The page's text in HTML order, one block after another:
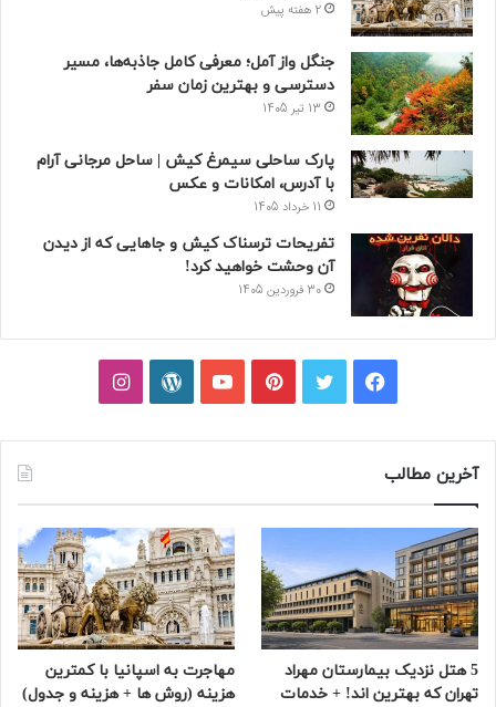
2 هفته پیش
جنگل واز آمل؛ معرفی کامل جاذبه‌ها، مسیر
دسترسی و بهترین زمان سفر
13 تیر 1405
پارک ساحلی سیمرغ کیش | ساحل مرجانی آرام
با آدرس، امکانات و عکس
11 خرداد 1405
تفریحات ترسناک کیش و جاهایی که از دیدن
آن وحشت خواهید کرد!
30 فروردین 1405
فیسبوکتوییترپینتریستیوتیوبوردپرساینستاگرام
آخرین مطالب
5 هتل نزدیک بیمارستان مهراد
تهران که بهترین‌ اند! + خدمات
مهاجرت به اسپانیا با کمترین
هزینه (روش ها + هزینه و جدول)